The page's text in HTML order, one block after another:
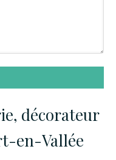
décorateur
en-Vallée